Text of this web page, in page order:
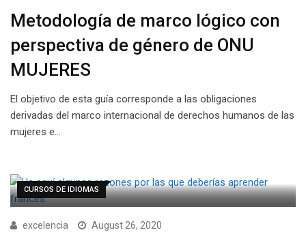
Metodología de marco lógico con
perspectiva de género de ONU
MUJERES
El objetivo de esta guía corresponde a las obligaciones
derivadas del marco internacional de derechos humanos de las
mujeres e…
CURSOS DE IDIOMAS
excelencia August 26, 2020